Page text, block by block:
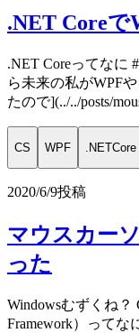
.NET Core
.NET Coreってなに
ら未来の私がWPF
たので](../../posts/
CS WPF .NETCore
2020/6/9投稿
マウスカー
った
Windowsむずくね？
Framework）ってな